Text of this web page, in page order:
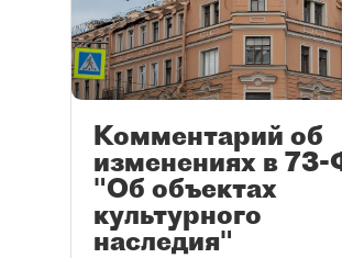
Комментарий об
изменениях в
"Об объектах
культурного
наследия"